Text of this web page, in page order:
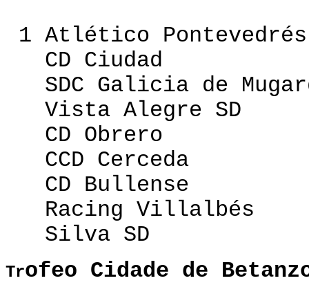
1 Atlético Pontevedrés
CD Ciudad
SDC Galicia de
Vista Alegre SD
CD Obrero
CCD Cerceda
CD Bullense
Racing Villalbés
Silva SD
Trofeo Cidade de